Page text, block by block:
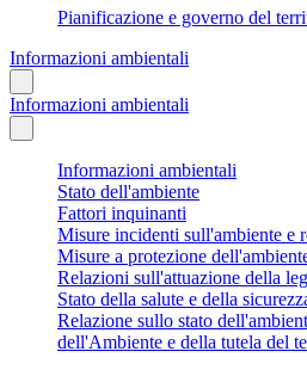
Pianificazione e governo del
Informazioni ambientali
Informazioni ambientali
Informazioni ambientali
Stato dell'ambiente
Fattori inquinanti
Misure incidenti sull'ambiente e
Misure a protezione
Relazioni sull'attuazione della
Stato della salute e della
Relazione sullo stato
dell'Ambiente e della tutela del